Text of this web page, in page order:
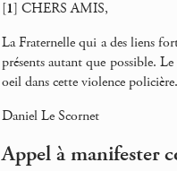
[1] CHERS AMIS,
La Fraternelle qui a des liens
présents autant que possible.
oeil dans cette violence policière.
Daniel Le Scornet
Appel à manifester